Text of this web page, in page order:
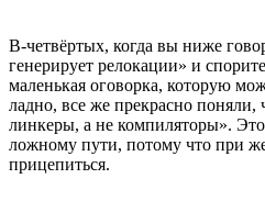
В-четвёртых, когда вы ниже
генерирует релокации» и
маленькая оговорка, которую
ладно, все же прекрасно
линкеры, а не компиляторы».
ложному пути, потому что при
прицепиться.